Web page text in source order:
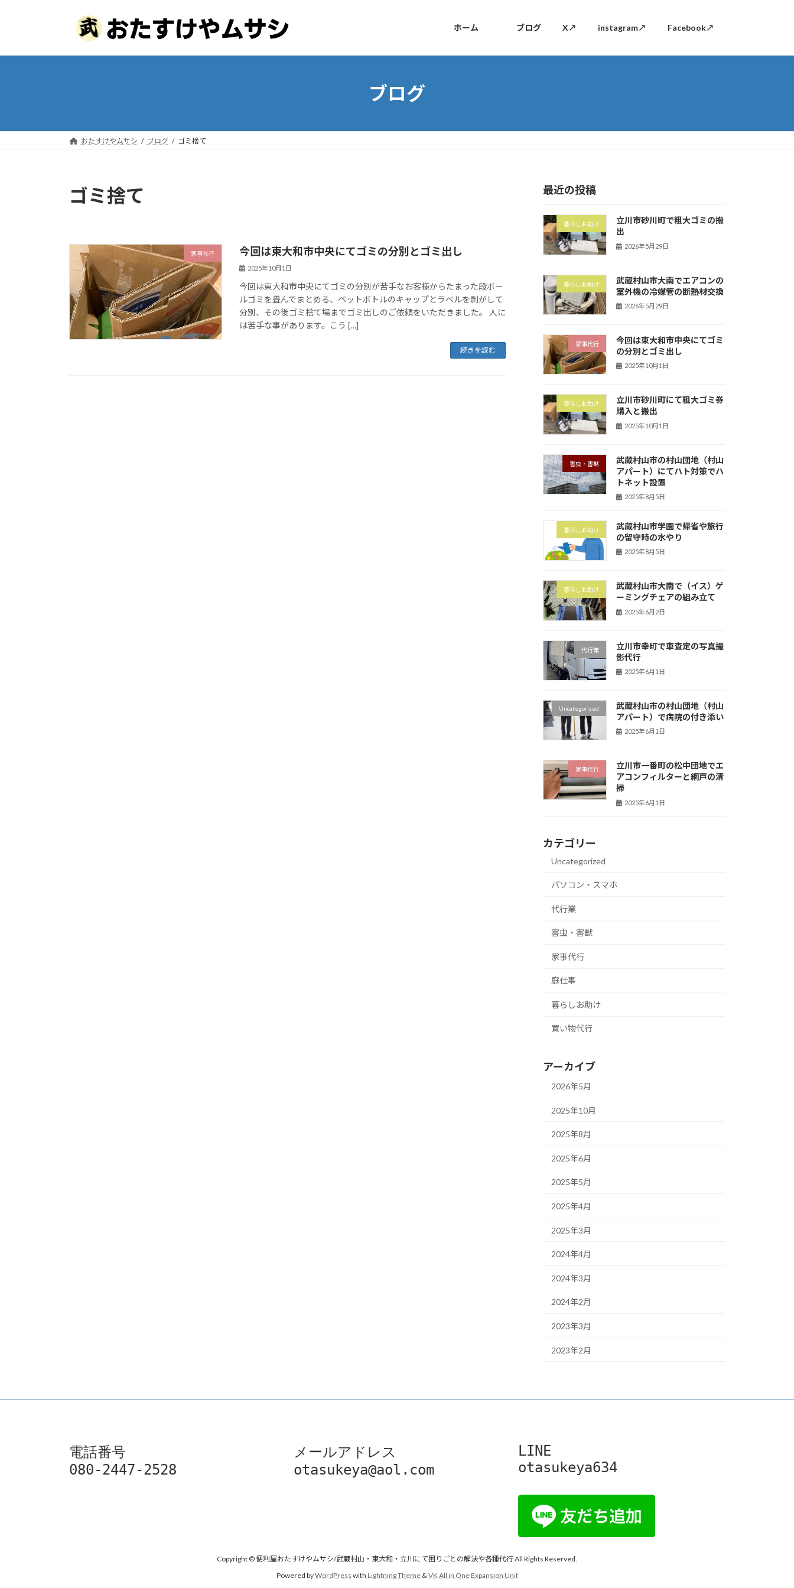
プ
動
ホーム ブログ X↗ instagram↗ Facebook↗
ブログ
おたすけやムサシ ブログ ゴミ捨て
ゴミ捨て
家事代行 今回は東大和市中央にてゴミの分別とゴミ出し
2025年10月1日
今回は東大和市中央にてゴミの分別が苦手なお客様からたまった段ボー
ルゴミを畳んでまとめる、ペットボトルのキャップとラベルを剥がして
分別、その後ゴミ捨て場までゴミ出しのご依頼をいただきました。 人に
は苦手な事があります。こう […]
続きを読む
最近の投稿
暮らしお助け
立川市砂川町で粗大ゴミの搬
出
2026年5月29日
暮らしお助け
武蔵村山市大南でエアコンの
室外機の冷媒管の断熱材交換
2026年5月29日
家事代行
今回は東大和市中央にてゴミ
の分別とゴミ出し
2025年10月1日
暮らしお助け
立川市砂川町にて粗大ゴミ券
購入と搬出
2025年10月1日
害虫・害獣
武蔵村山市の村山団地（村山
アパート）にてハト対策でハ
トネット設置
2025年8月5日
暮らしお助け
武蔵村山市学園で帰省や旅行
の留守時の水やり
2025年8月5日
暮らしお助け
武蔵村山市大南で（イス）ゲ
ーミングチェアの組み立て
2025年6月2日
代行業
立川市幸町で車査定の写真撮
影代行
2025年6月1日
Uncategorized
武蔵村山市の村山団地（村山
アパート）で病院の付き添い
2025年6月1日
家事代行
立川市一番町の松中団地でエ
アコンフィルターと網戸の清
掃
2025年6月1日
カテゴリー
Uncategorized
パソコン・スマホ
代行業
害虫・害獣
家事代行
庭仕事
暮らしお助け
買い物代行
アーカイブ
2026年5月
2025年10月
2025年8月
2025年6月
2025年5月
2025年4月
2025年3月
2024年4月
2024年3月
2024年2月
2023年3月
2023年2月
電話番号
080-2447-2528
メールアドレス
otasukeya@aol.com
LINE
otasukeya634
Copyright © 便利屋おたすけやムサシ/武蔵村山・東大和・立川にて困りごとの解決や各種代行 All Rights Reserved.
Powered byWordPress with Lightning Theme&VK All in One Expansion Unit